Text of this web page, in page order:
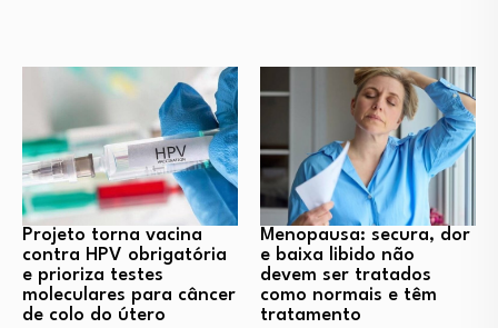
Projeto torna vacina
contra HPV obrigatória
e prioriza testes
moleculares para câncer
de colo do útero
Menopausa: secura, dor
e baixa libido não
devem ser tratados
como normais e têm
tratamento